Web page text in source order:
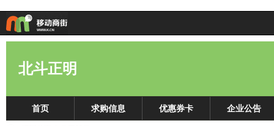
北斗正明
首页 求购信息 优惠券卡 企业公告